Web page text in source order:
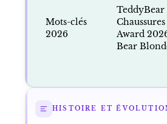
Mots-clés
2026
TeddyBear
Award
Bear
HISTOIRE ET